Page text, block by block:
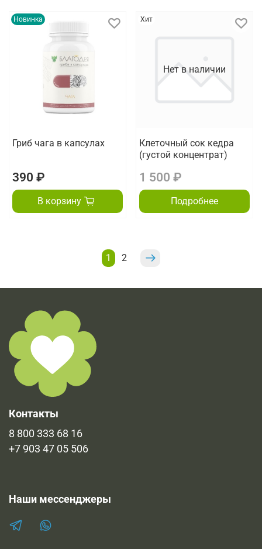
Новинка
Гриб чага в капсулах
390 ₽
В корзину
Нет в наличии
Хит
Клеточный сок кедра
(густой концентрат)
1 500 ₽
Подробнее
1 2
Контакты
8 800 333 68 16
+7 903 47 05 506
Наши мессенджеры